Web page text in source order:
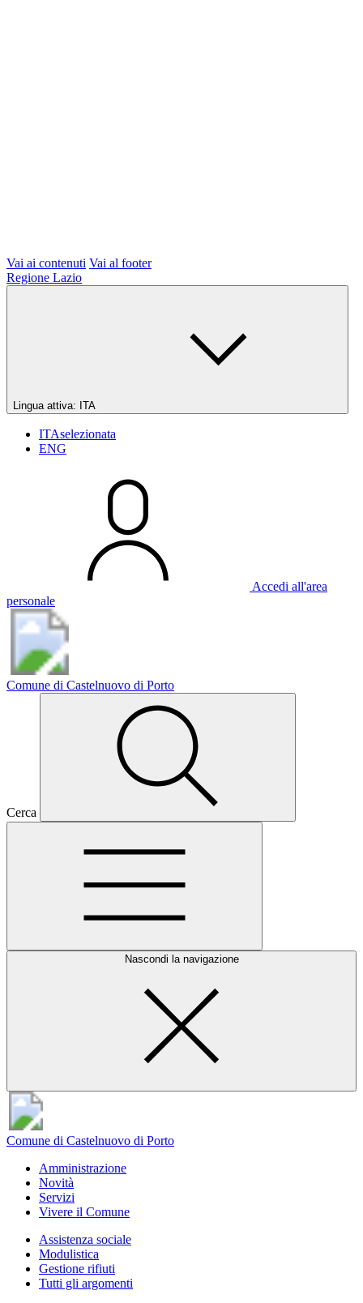
Vai ai contenuti Vai al footer
Regione Lazio
Lingua attiva: ITA
ITAselezionata
ENG
Accedi all'area
personale
Comune di Castelnuovo di Porto
Cerca
Nascondi la navigazione
Comune di Castelnuovo di Porto
Amministrazione
Novità
Servizi
Vivere il Comune
Assistenza sociale
Modulistica
Gestione rifiuti
Tutti gli argomenti